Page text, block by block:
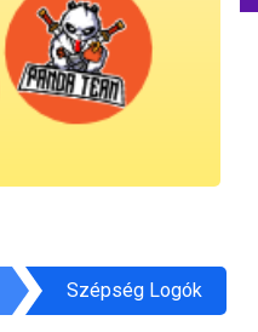
Szépség Logók